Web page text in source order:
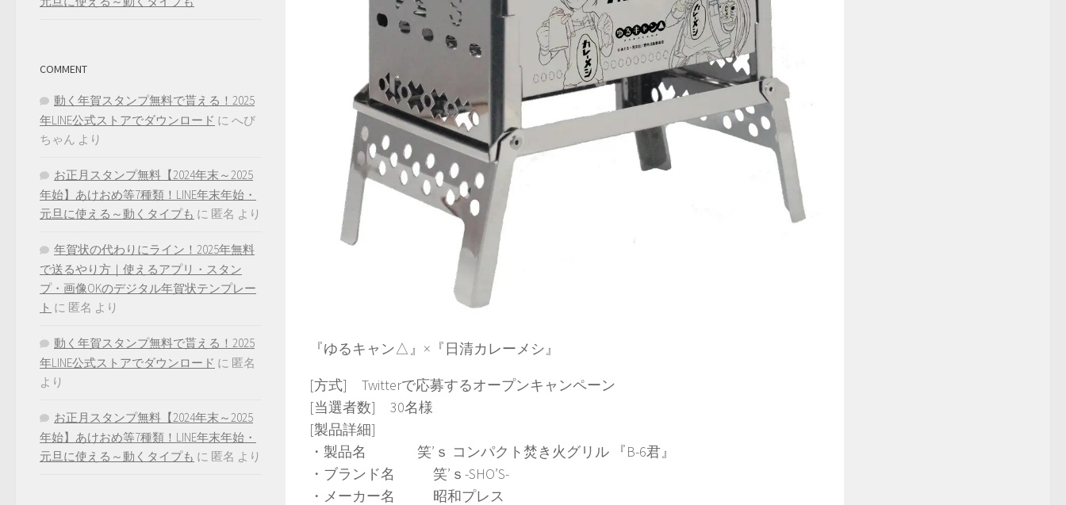
『ゆるキャン△』×『日清カレーメシ』
[方式] Twitterで応募するオープンキャンペーン
[当選者数] 30名様
[製品詳細]
・製品名 笑’ｓ コンパクト焚き火グリル 『B-6君』
・ブランド名 笑’ｓ-SHO’S-
・メーカー名 昭和プレス
COMMENT
動く年賀スタンプ無料で貰える！2025
年LINE公式ストアでダウンロード に へび
ちゃん より
お正月スタンプ無料【2024年末～2025
年始】あけおめ等7種類！LINE年末年始・
元旦に使える～動くタイプも に 匿名 より
年賀状の代わりにライン！2025年無料
で送るやり方｜使えるアプリ・スタン
プ・画像OKのデジタル年賀状テンプレー
ト に 匿名 より
動く年賀スタンプ無料で貰える！2025
年LINE公式ストアでダウンロード に 匿名
より
お正月スタンプ無料【2024年末～2025
年始】あけおめ等7種類！LINE年末年始・
元旦に使える～動くタイプも に 匿名 より